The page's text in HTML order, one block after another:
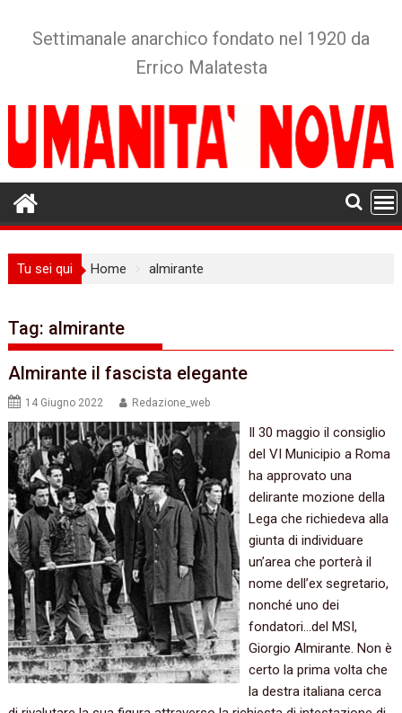
Settimanale anarchico fondato nel 1920 da
Errico Malatesta
Tu sei qui Home almirante
Tag: almirante
Almirante il fascista elegante
14 Giugno 2022 Redazione_web
Il 30 maggio il consiglio
del VI Municipio a Roma
ha approvato una
delirante mozione della
Lega che richiedeva alla
giunta di individuare
un’area che porterà il
nome dell’ex segretario,
nonché uno dei
fondatori…del MSI,
Giorgio Almirante. Non è
certo la prima volta che
la destra italiana cerca